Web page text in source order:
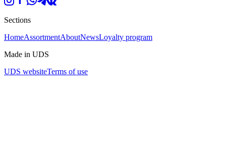
Sections
HomeAssortmentAboutNewsLoyalty program
Made in UDS
UDS websiteTerms of use